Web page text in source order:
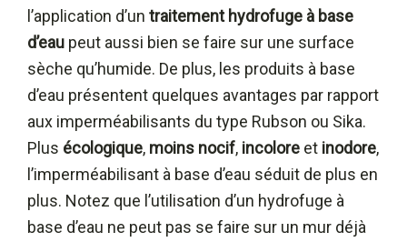
l’application d’un traitement hydrofuge à base
d’eau peut aussi bien se faire sur une surface
sèche qu’humide. De plus, les produits à base
d’eau présentent quelques avantages par rapport
aux imperméabilisants du type Rubson ou Sika.
Plus écologique, moins nocif, incolore et inodore,
l’imperméabilisant à base d’eau séduit de plus en
plus. Notez que l’utilisation d’un hydrofuge à
base d’eau ne peut pas se faire sur un mur déjà